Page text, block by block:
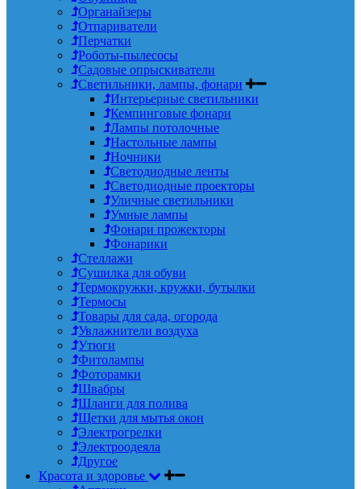
Органайзеры
Отпариватели
Перчатки
Роботы-пылесосы
Садовые опрыскиватели
Светильники, лампы, фонари
Интерьерные светильники
Кемпинговые фонари
Лампы потолочные
Настольные лампы
Ночники
Светодиодные ленты
Светодиодные проекторы
Уличные светильники
Умные лампы
Фонари прожекторы
Фонарики
Стеллажи
Сушилка для обуви
Термокружки, кружки, бутылки
Термосы
Товары для сада, огорода
Увлажнители воздуха
Утюги
Фитолампы
Фоторамки
Швабры
Шланги для полива
Щетки для мытья окон
Электрогрелки
Электроодеяла
Другое
Красота и здоровье